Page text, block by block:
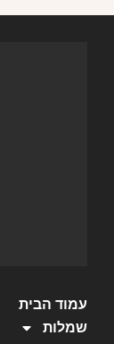
עמוד הבית
שמלות